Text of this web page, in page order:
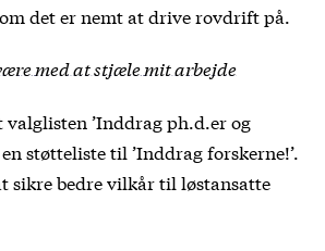
det er nemt at drive rovdrift på.
med at stjæle mit arbejde
’Inddrag ph.d.er og
støtteliste til ’Inddrag forskerne!’.
sikre bedre vilkår til løstansatte